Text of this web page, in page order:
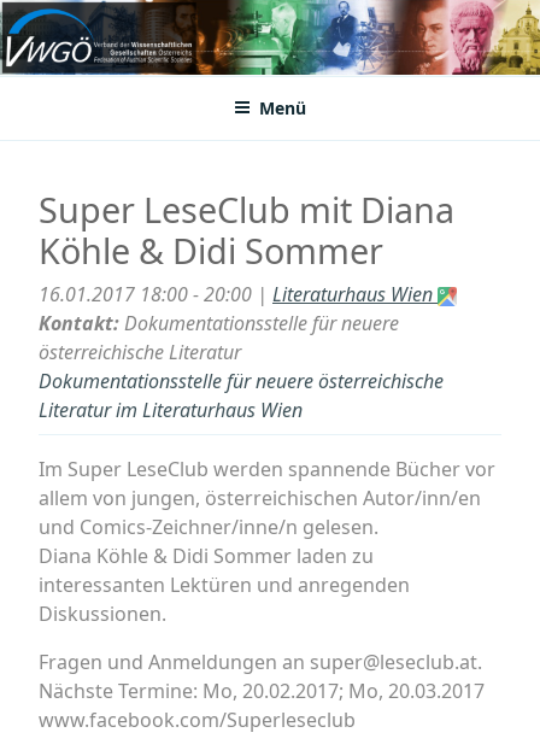
Zum
Inhalt
springenVWGÖ
Federation of Austrian Scientific Societies
Menü
Super LeseClub mit Diana
Köhle & Didi Sommer
16.01.2017 18:00 - 20:00 | Literaturhaus Wien
Kontakt:Dokumentationsstelle für neuere
österreichische Literatur
Dokumentationsstelle für neuere österreichische
Literatur im Literaturhaus Wien
Im Super LeseClub werden spannende Bücher vor
allem von jungen, österreichischen Autor/inn/en
und Comics-Zeichner/inne/n gelesen.
Diana Köhle & Didi Sommer laden zu
interessanten Lektüren und anregenden
Diskussionen.
Fragen und Anmeldungen an super@leseclub.at.
Nächste Termine: Mo, 20.02.2017; Mo, 20.03.2017
www.facebook.com/Superleseclub